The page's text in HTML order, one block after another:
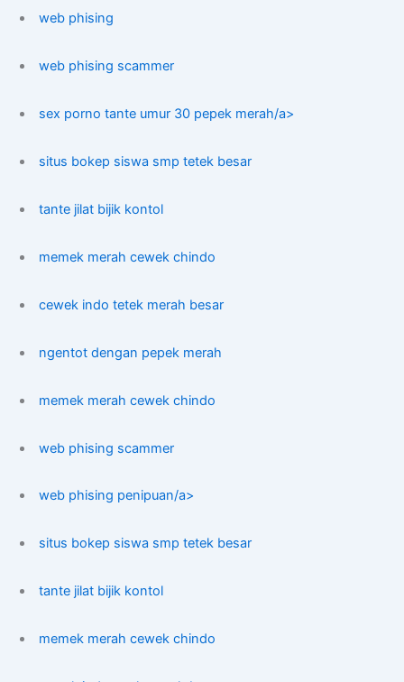
web phising
web phising scammer
sex porno tante umur 30 pepek merah/a>
situs bokep siswa smp tetek besar
tante jilat bijik kontol
memek merah cewek chindo
cewek indo tetek merah besar
ngentot dengan pepek merah
memek merah cewek chindo
web phising scammer
web phising penipuan/a>
situs bokep siswa smp tetek besar
tante jilat bijik kontol
memek merah cewek chindo